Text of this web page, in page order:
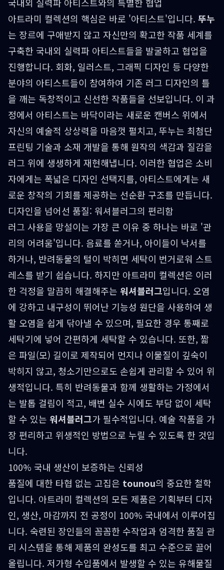
아트라미 컬렉션의 핵심은 바로 '아티스트'입니다. 뚜누
는 장르에 구애받지 않고 자신만의 확고한 작품 세계를
구축한 국내외 실력파 아티스트들을 발굴하고 협업을
진행합니다. 회화, 일러스트, 그래픽 디자인 등 다양한
분야의 아티스트들이 참여하여 기존 러그 디자인의 틀
을 깨는 독창적이고 신선한 작품들을 선보입니다. 이 과
정에서 아티스트는 바닥이라는 새로운 캔버스 위에서
자신의 예술적 상상력을 마음껏 펼치고, 뚜누는 최첨단
프린팅 기술과 소재 개발을 통해 원작의 색감과 질감을
러그 위에 생생하게 재현해냅니다. 이러한 협업은 소비
자에게는 폭넓은 디자인 선택지를, 아티스트에게는 새
로운 창작의 기회를 제공하는 선순환 구조를 만듭니다.
디자인을 넘어선 품질: 워셔블러그의 편리함
러그 사용을 망설이는 가장 큰 이유 중 하나는 바로 '관
리의 어려움'입니다. 음료를 쏟거나, 아이들이 낙서를
하거나, 반려동물의 털이 박히면 세탁이 번거로워 스트
레스를 받기 쉽습니다. 하지만 아트라미 컬렉션은 이러
한 걱정을 말끔히 해결해주는 워셔블러그입니다. 오염
에 강하고 내구성이 뛰어난 기능성 원단을 사용하여 생
활 오염을 쉽게 닦아낼 수 있으며, 필요한 경우 통째로
세탁기에 넣어 간편하게 세탁할 수 있습니다. 또한, 짧
은 파일(모) 길이로 제작되어 먼지나 이물질이 깊숙이
박히지 않고, 청소기만으로도 손쉽게 관리할 수 있어 위
생적입니다. 특히 반려동물과 함께 생활하는 가정에서
는 발톱 걸림이 적고, 배변 실수 시에도 부담 없이 세탁
할 수 있는 워셔블러그가 필수적입니다. 예술 작품을 가
장 편리하고 위생적인 방법으로 누릴 수 있도록 한 것입
니다.
100% 국내 생산이 보증하는 신뢰성
품질에 대한 타협 없는 고집은 tounou의 중요한 철학
입니다. 아트라미 컬렉션의 모든 제품은 기획부터 디자
인, 생산, 마감까지 전 공정이 100% 국내에서 이루어집
니다. 숙련된 장인들의 꼼꼼한 수작업과 엄격한 품질 관
리 시스템을 통해 제품의 완성도를 최고 수준으로 끌어
올립니다. 저가형 수입품에서 발생할 수 있는 유해물질